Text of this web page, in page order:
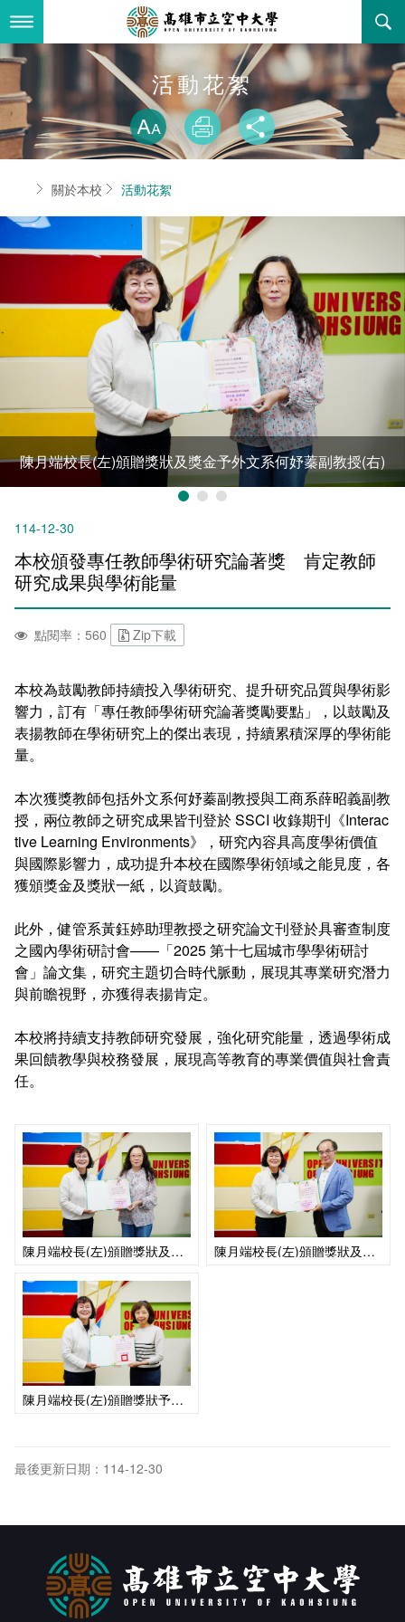
到
要
內最新消息
全部公告
教務公告
學系公告
行政公告
新聞媒體專區
校園行事曆
線上報名
線上報名查詢
關於本校
空大簡介
立案證明
空大校史
空大有利的學習條件
組織架構
環境設備
本校位置
空大校刊
資訊圖像化專區
校內分機(pdf)
行政單位
行政單位簡介
我們的校長
教務處註冊組
教務處課務組
學習指導中心
輔導處
秘書處事務組
秘書處出納組
秘書處文書組
教學媒體處
電算中心
會計室
人事室
學術單位
學術單位簡介
通識教育中心
工商管理學系
大眾傳播學系
外國語文學系
科技管理學系
健康管理與促進學系
主題網站
國內外開放課程
資訊相關法規
新生報名
校務系統
課程大綱
網路教學 3.0 (111-2學期啟用)
校園行事曆
資訊服務線上報修系統
會計預警及請購系統
教室‧會議室預約系統
線上報修最新消息
問卷調查
書表下載
政府公開資訊
常見問答
意見信箱
各單位意見信箱
諮詢信箱
諮詢信箱進度查詢
影音資訊
活動花絮
略過字型切
放大
列印 分享
首頁關於本校 活動花絮
陳月端校長(左)頒贈獎狀及獎金予外文系何妤蓁副教授(右)
114-12-30
本校頒發專任教師學術研究論著獎 肯定教師
研究成果與學術能量
點閱率：560 Zip下載
本校為鼓勵教師持續投入學術研究、提升研究品質與學術影
響力，訂有「專任教師學術研究論著獎勵要點」，以鼓勵及
表揚教師在學術研究上的傑出表現，持續累積深厚的學術能
量。
本次獲獎教師包括外文系何妤蓁副教授與工商系薛昭義副教
授，兩位教師之研究成果皆刊登於 SSCI 收錄期刊《Interac
tive Learning Environments》，研究內容具高度學術價值
與國際影響力，成功提升本校在國際學術領域之能見度，各
獲頒獎金及獎狀一紙，以資鼓勵。
此外，健管系黃鈺婷助理教授之研究論文刊登於具審查制度
之國內學術研討會——「2025 第十七屆城市學學術研討
會」論文集，研究主題切合時代脈動，展現其專業研究潛力
與前瞻視野，亦獲得表揚肯定。
本校將持續支持教師研究發展，強化研究能量，透過學術成
果回饋教學與校務發展，展現高等教育的專業價值與社會責
任。
陳月端校長(左)頒贈獎狀及獎金予外文系何妤蓁副教授(右) 陳月端校長(左)頒贈獎狀及獎金予工商系薛昭義副教授(右)
陳月端校長(左)頒贈獎狀予健管系黃鈺婷助理教授(右)
最後更新日期：114-12-30